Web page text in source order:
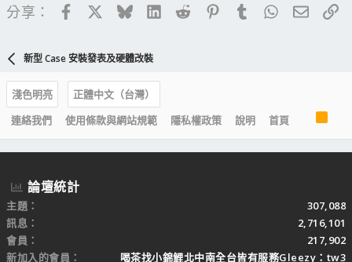
分享： FacebookBlueskyLinkedIn
Reddit PinterestTumblrWhatsApp
電子
新型 Case 安裝發表及硬體改裝
淺色明亮
正體中文（台灣）
連絡我們
使用條款與網站規範 隱私權政策 說明 首頁
S
論壇統計
主題
307,088
訊息
2,716,101
會員
217,902
新加入的會員
喝茶找小錦鯉北中南全台皆有服務Gleezy：tw3